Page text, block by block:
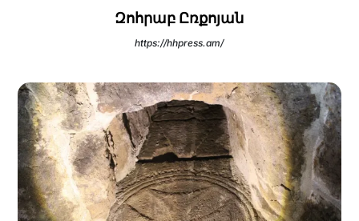
Զոհրաբ Ըռքոյան
https://hhpress.am/